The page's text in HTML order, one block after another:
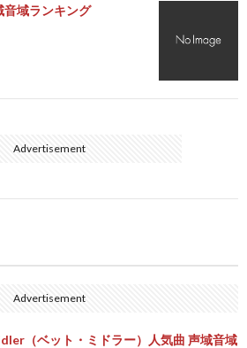
音域ランキング
Advertisement
Advertisement
（ベット・ミドラー）人気曲 声域音域